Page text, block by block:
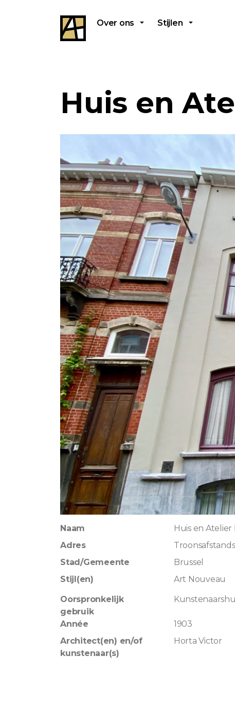
Over ons Stijlen
Huis en
Naam
Huis en
Adres
Stad/Gemeente
Brussel
Stijl(en)
Art Nouveau
Oorspronkelijk
gebruik
Année
1903
Architect(en) en/of
kunstenaar(s)
Horta Victor